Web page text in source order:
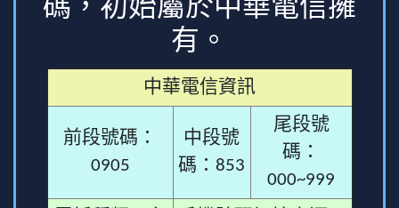
碼，初始屬於中華電信擁
有。
中華電信資訊
前段號碼：
0905
中段號
碼：853
尾段號
碼：
000~999